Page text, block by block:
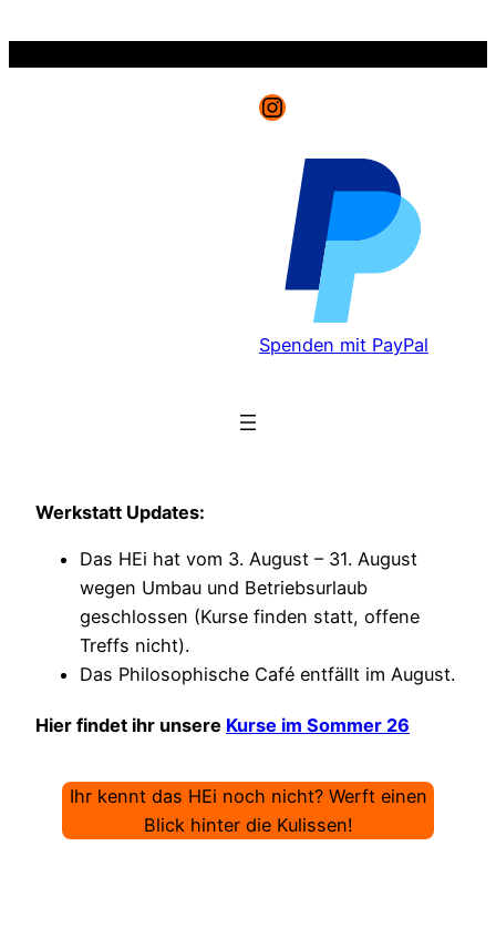
Instagram
Spenden mit PayPal
Werkstatt Updates:
Das HEi hat vom 3. August – 31. August
wegen Umbau und Betriebsurlaub
geschlossen (Kurse finden statt, offene
Treffs nicht).
Das Philosophische Café entfällt im August.
Hier findet ihr unsere Kurse im Sommer 26
Ihr kennt das HEi noch nicht? Werft einen
Blick hinter die Kulissen!